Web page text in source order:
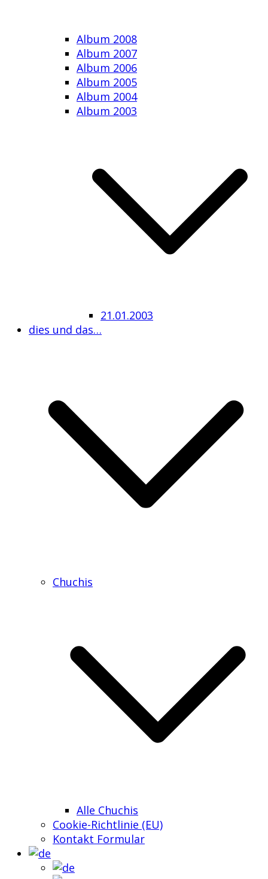
Album 2008
Album 2007
Album 2006
Album 2005
Album 2004
Album 2003
21.01.2003
dies und das…
Chuchis
Alle Chuchis
Cookie-Richtlinie (EU)
Kontakt Formular